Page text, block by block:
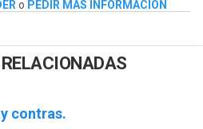
o PEDIR MÁS INFORMACIÓN
contras.